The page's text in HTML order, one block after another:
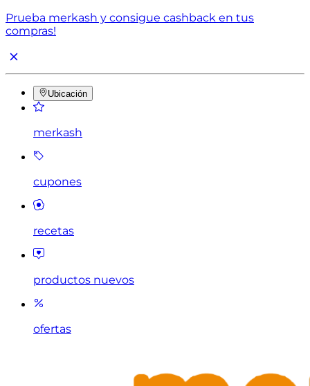
Prueba merkash y consigue cashback en tus
compras!
Ubicación
merkash
cupones
recetas
productos nuevos
ofertas